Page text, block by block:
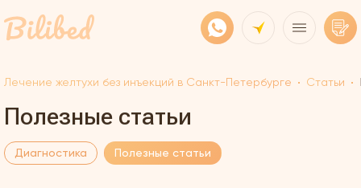
Лечение желтухи без инъекций в Санкт-Петербурге Статьи
Полезные статьи
Диагностика Полезные статьи